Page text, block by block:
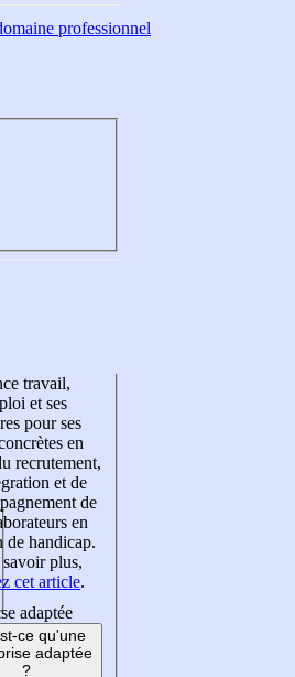
professionnel
travail,
et ses
pour ses
en
recrutement,
et de
de
en
de handicap.
plus,
cet article.
adaptée
ce qu'une
adaptée
?